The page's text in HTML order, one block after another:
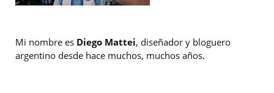
Mi nombre es Diego Mattei, diseñador y bloguero
argentino desde hace muchos, muchos años.